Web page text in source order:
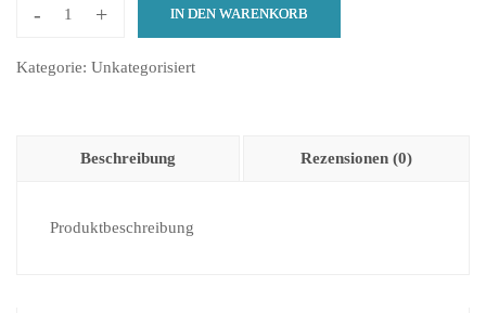
-
test
+ IN DEN WARENKORB
Kategorie: Unkategorisiert
Beschreibung Rezensionen (0)
Produktbeschreibung